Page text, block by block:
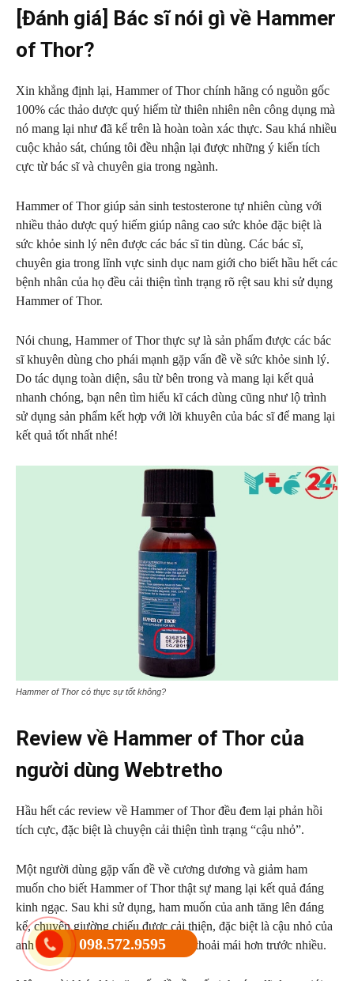
[Đánh giá] Bác sĩ nói gì về Hammer
of Thor?
Xin khẳng định lại, Hammer of Thor chính hãng có nguồn gốc
100% các thảo dược quý hiếm từ thiên nhiên nên công dụng mà
nó mang lại như đã kể trên là hoàn toàn xác thực. Sau khá nhiều
cuộc khảo sát, chúng tôi đều nhận lại được những ý kiến tích
cực từ bác sĩ và chuyên gia trong ngành.
Hammer of Thor giúp sản sinh testosterone tự nhiên cùng với
nhiều thảo dược quý hiếm giúp nâng cao sức khỏe đặc biệt là
sức khỏe sinh lý nên được các bác sĩ tin dùng. Các bác sĩ,
chuyên gia trong lĩnh vực sinh dục nam giới cho biết hầu hết các
bệnh nhân của họ đều cải thiện tình trạng rõ rệt sau khi sử dụng
Hammer of Thor.
Nói chung, Hammer of Thor thực sự là sản phẩm được các bác
sĩ khuyên dùng cho phái mạnh gặp vấn đề về sức khỏe sinh lý.
Do tác dụng toàn diện, sâu từ bên trong và mang lại kết quả
nhanh chóng, bạn nên tìm hiểu kĩ cách dùng cũng như lộ trình
sử dụng sản phẩm kết hợp với lời khuyên của bác sĩ để mang lại
kết quả tốt nhất nhé!
Hammer of Thor có thực sự tốt không?
Review về Hammer of Thor của
người dùng Webtretho
Hầu hết các review về Hammer of Thor đều đem lại phản hồi
tích cực, đặc biệt là chuyện cải thiện tình trạng “cậu nhỏ”.
Một người dùng gặp vấn đề về cương dương và giảm ham
muốn cho biết Hammer of Thor thật sự mang lại kết quả đáng
kinh ngạc. Sau khi sử dụng, ham muốn của anh tăng lên đáng
kể, chuyện giường chiếu được cải thiện, đặc biệt là cậu nhỏ của
anh cương hơn khiến anh có tâm lý thoải mái hơn trước nhiều.
098.572.9595